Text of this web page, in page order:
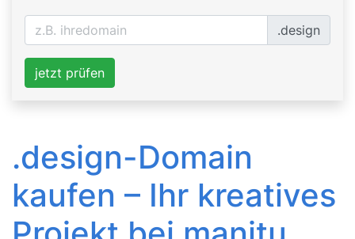
.design
jetzt prüfen
.design-Domain
kaufen – Ihr kreatives